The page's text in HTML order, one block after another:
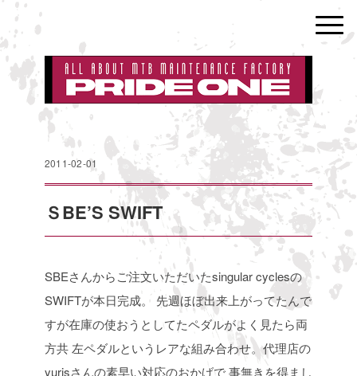
2011-02-01
ＳBE’S SWIFT
SBEさんからご注文いただいたsingular cyclesの
SWIFTが本日完成。 先週ほぼ出来上がってたんで
すが在庫の使おうとしてたペダルがよく見たら両
方共左ペダルというレアな組み合わせ。代理店の
yurisさんの素早い対応のおかげで事無きを得まし